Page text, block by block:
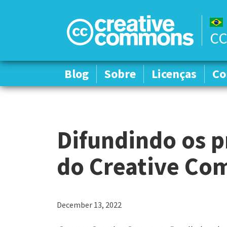
Blog Sobre Licenças
Blog Sobre Licenças
Difundindo os
do Creative
December 13, 2022